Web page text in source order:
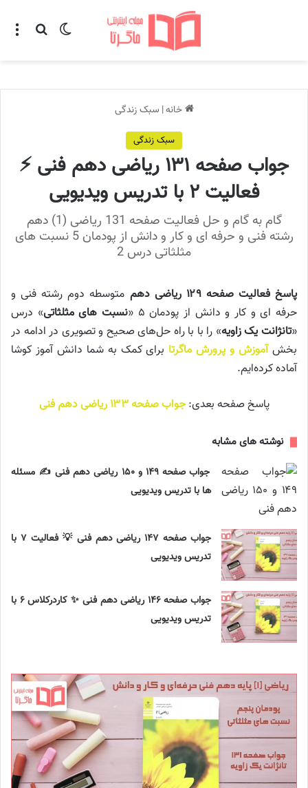
تغییر پوسته
خانه| سبک زندگی
سبک زندگی
جواب صفحه ۱۳۱ ریاضی دهم فنی ⚡
فعالیت ۲ با تدریس ویدیویی
گام به گام و حل فعالیت صفحه 131 ریاضی (1) دهم
رشته فنی و حرفه ای و کار و دانش از پودمان 5 نسبت های
مثلثاتی درس 2
پاسخ فعالیت صفحه ۱۲۹ ریاضی دهم متوسطه دوم رشته فنی و
حرفه ای و کار و دانش از پودمان ۵ «
نسبت های مثلثاتی» درس
«تانژانت یک زاویه» را با با راه حل‌های صحیح و تصویری در ادامه در
بخشآموزش و پرورش ماگرتا برای کمک به شما دانش آموز کوشا
آماده کرده‌ایم.
پاسخ صفحه بعدی:جواب صفحه ۱۳۳ ریاضی دهم فنی
نوشته های مشابه
جواب صفحه ۱۴۹ و ۱۵۰ ریاضی دهم فنی ✍️ مسئله
ها با تدریس ویدیویی
جواب صفحه ۱۴۷ ریاضی دهم فنی 💡 فعالیت ۷ با
تدریس ویدیویی
جواب صفحه ۱۴۶ ریاضی دهم فنی ✨ کاردرکلاس ۶ با
تدریس ویدیویی